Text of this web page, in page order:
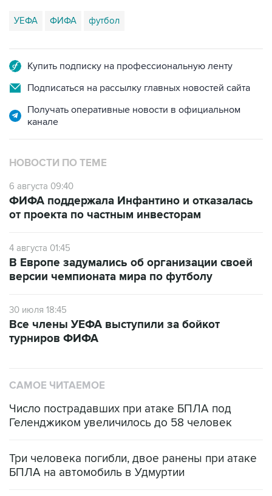
УЕФА ФИФА футбол
Купить подписку на профессиональную ленту
Подписаться на рассылку главных новостей сайта
Получать оперативные новости в официальном
канале
НОВОСТИ ПО ТЕМЕ
6 августа 09:40
ФИФА поддержала Инфантино и отказалась
от проекта по частным инвесторам
4 августа 01:45
В Европе задумались об организации своей
версии чемпионата мира по футболу
30 июля 18:45
Все члены УЕФА выступили за бойкот
турниров ФИФА
САМОЕ ЧИТАЕМОЕ
Число пострадавших при атаке БПЛА под
Геленджиком увеличилось до 58 человек
Три человека погибли, двое ранены при атаке
БПЛА на автомобиль в Удмуртии